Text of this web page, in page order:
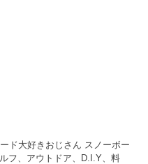
ド大好きおじさん スノーボー
フ、アウトドア、D.I.Y、料